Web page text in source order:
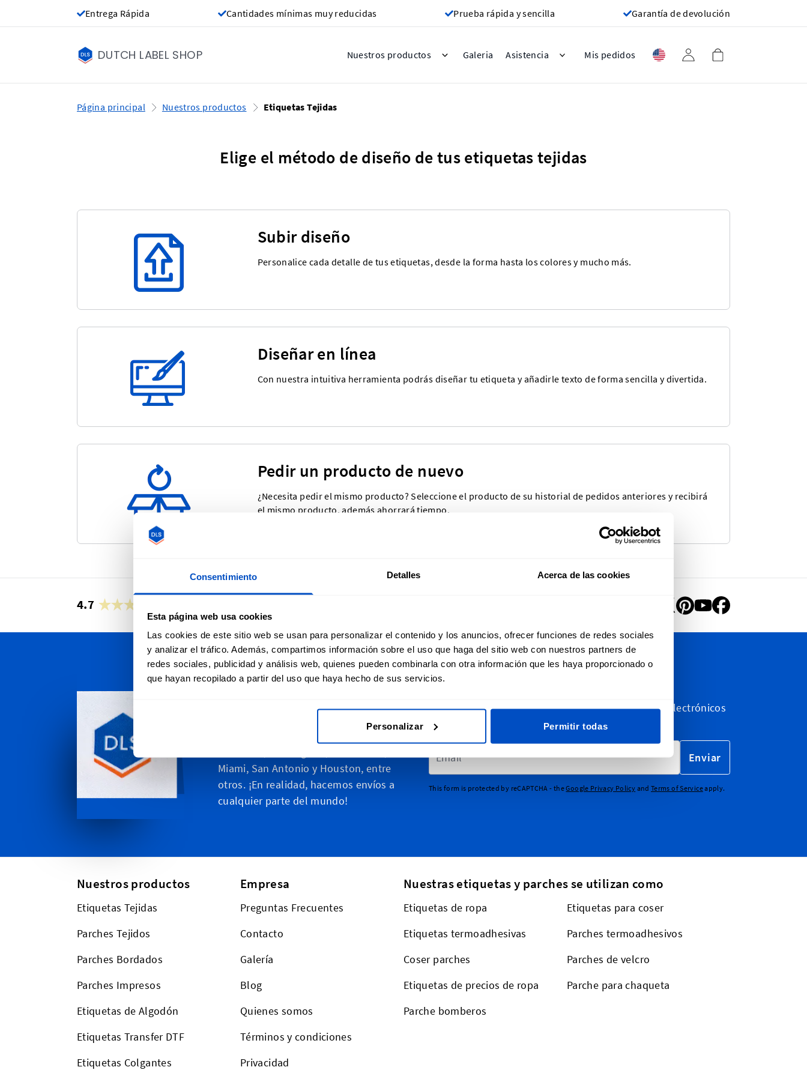
Consentimiento Detalles Acerca de las cookies
Esta página web usa cookies
Las cookies de este sitio web se usan para personalizar el contenido y los anuncios, ofrecer funciones de redes sociales
y analizar el tráfico. Además, compartimos información sobre el uso que haga del sitio web con nuestros partners de
redes sociales, publicidad y análisis web, quienes pueden combinarla con otra información que les haya proporcionado o
que hayan recopilado a partir del uso que haya hecho de sus servicios.
Personalizar Permitir todas
Entrega Rápida Cantidades mínimas muy reducidas Prueba rápida y sencilla Garantía de devolución
DUTCH LABEL SHOP Nuestros productos Galeria Asistencia Mis pedidos
Página principal Nuestros productos Etiquetas Tejidas
Elige el método de diseño de tus etiquetas tejidas
Subir diseño
Personalice cada detalle de tus etiquetas, desde la forma hasta los colores y mucho más.
Diseñar en línea
Con nuestra intuitiva herramienta podrás diseñar tu etiqueta y añadirle texto de forma sencilla y divertida.
Pedir un producto de nuevo
¿Necesita pedir el mismo producto? Seleccione el producto de su historial de pedidos anteriores y recibirá
el mismo producto, además ahorrará tiempo.
4.7
Personalice sus creaciones
envíos a todos los estados y ciudades
Miami, San Antonio y Houston, entre
otros. ¡En realidad, hacemos envíos a
cualquier parte del mundo!
Subscribirse a la newsletter
Suscríbase a nuestro boletín de noticias y correos electrónicos
con descuentos y marketing.
Dirección de email
Enviar
This form is protected by reCAPTCHA - theGoogle Privacy Policy and Terms of Serviceapply.
Nuestros productos
Etiquetas Tejidas
Parches Tejidos
Parches Bordados
Parches Impresos
Etiquetas de Algodón
Etiquetas Transfer DTF
Etiquetas Colgantes
Empresa
Preguntas Frecuentes
Contacto
Galería
Blog
Quienes somos
Términos y condiciones
Privacidad
Nuestras etiquetas y parches se utilizan como
Etiquetas de ropa
Etiquetas para coser
Etiquetas termoadhesivas
Parches termoadhesivos
Coser parches
Parches de velcro
Etiquetas de precios de ropa
Parche para chaqueta
Parche bomberos